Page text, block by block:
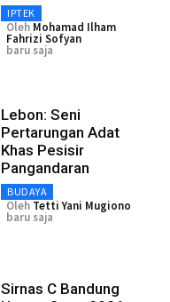
IPTEK
Oleh Mohamad Ilham
Fahrizi Sofyan
baru saja
Lebon: Seni
Pertarungan Adat
Khas Pesisir
Pangandaran
BUDAYA
Oleh Tetti Yani Mugiono
baru saja
Sirnas C Bandung